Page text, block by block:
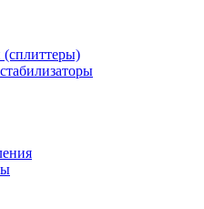
(сплиттеры)